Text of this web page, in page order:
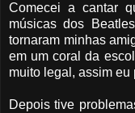
Comecei a cantar
músicas dos
tornaram minhas
em um coral da
muito legal, assim
Depois tive